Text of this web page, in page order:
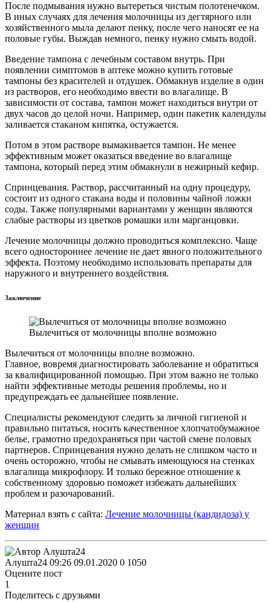
После подмывания нужно вытереться чистым полотенечком.
В иных случаях для лечения молочницы из дегтярного или
хозяйственного мыла делают пенку, после чего наносят ее на
половые губы. Выждав немного, пенку нужно смыть водой.
Введение тампона с лечебным составом внутрь. При
появлении симптомов в аптеке можно купить готовые
тампоны без красителей и отдушек. Обмакнув изделие в один
из растворов, его необходимо ввести во влагалище. В
зависимости от состава, тампон может находиться внутри от
двух часов до целой ночи. Например, один пакетик календулы
заливается стаканом кипятка, остужается.
Потом в этом растворе вымакивается тампон. Не менее
эффективным может оказаться введение во влагалище
тампона, который перед этим обмакнули в нежирный кефир.
Спринцевания. Раствор, рассчитанный на одну процедуру,
состоит из одного стакана воды и половины чайной ложки
соды. Также популярными вариантами у женщин являются
слабые растворы из цветков ромашки или марганцовки.
Лечение молочницы должно проводиться комплексно. Чаще
всего одностороннее лечение не дает явного положительного
эффекта. Поэтому необходимо использовать препараты для
наружного и внутреннего воздействия.
Заключение
Вылечиться от молочницы вполне возможно
Вылечиться от молочницы вполне возможно.
Главное, вовремя диагностировать заболевание и обратиться
за квалифицированной помощью. При этом важно не только
найти эффективные методы решения проблемы, но и
предупреждать ее дальнейшее появление.
Специалисты рекомендуют следить за личной гигиеной и
правильно питаться, носить качественное хлопчатобумажное
белье, грамотно предохраняться при частой смене половых
партнеров. Спринцевания нужно делать не слишком часто и
очень осторожно, чтобы не смывать имеющуюся на стенках
влагалища микрофлору. И только бережное отношение к
собственному здоровью поможет избежать дальнейших
проблем и разочарований.
Материал взять с сайта: Лечение молочницы (кандидоза) у
женщин
Алушта24 09:26 09.01.2020 0 1050
Оцените пост
1
Поделитесь с друзьями